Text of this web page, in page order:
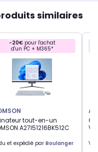
similaires
-20€pour l'achat
d'un PC + M365*
tout-en-un
A27I51216BK512C
et expédié par Boulanger